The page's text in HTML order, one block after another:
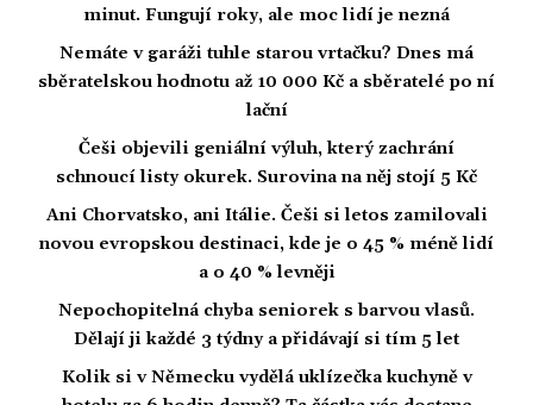
minut. Fungují roky, ale moc lidí je nezná
Nemáte v garáži tuhle starou vrtačku? Dnes má
sběratelskou hodnotu až 10 000 Kč a sběratelé po ní
lační
Češi objevili geniální výluh, který zachrání
schnoucí listy okurek. Surovina na něj stojí 5 Kč
Ani Chorvatsko, ani Itálie. Češi si letos zamilovali
novou evropskou destinaci, kde je o 45 % méně lidí
a o 40 % levněji
Nepochopitelná chyba seniorek s barvou vlasů.
Dělají ji každé 3 týdny a přidávají si tím 5 let
Kolik si v Německu vydělá uklízečka kuchyně v